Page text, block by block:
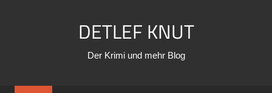
DETLEF KNUT
Der Krimi und mehr Blog